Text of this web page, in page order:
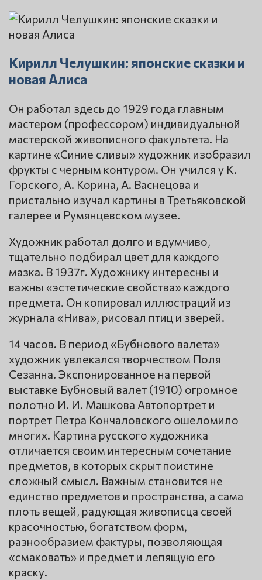
Кирилл Челушкин: японские сказки и
новая Алиса
Он работал здесь до 1929 года главным
мастером (профессором) индивидуальной
мастерской живописного факультета. На
картине «Синие сливы» художник изобразил
фрукты с черным контуром. Он учился у К.
Горского, А. Корина, А. Васнецова и
пристально изучал картины в Третьяковской
галерее и Румянцевском музее.
Художник работал долго и вдумчиво,
тщательно подбирал цвет для каждого
мазка. В 1937г. Художнику интересны и
важны «эстетические свойства» каждого
предмета. Он копировал иллюстраций из
журнала «Нива», рисовал птиц и зверей.
14 часов. В период «Бубнового валета»
художник увлекался творчеством Поля
Сезанна. Экспонированное на первой
выставке Бубновый валет (1910) огромное
полотно И. И. Машкова Автопортрет и
портрет Петра Кончаловского ошеломило
многих. Картина русского художника
отличается своим интересным сочетание
предметов, в которых скрыт поистине
сложный смысл. Важным становится не
единство предметов и пространства, а сама
плоть вещей, радующая живописца своей
красочностью, богатством форм,
разнообразием фактуры, позволяющая
«смаковать» и предмет и лепящую его
краску.